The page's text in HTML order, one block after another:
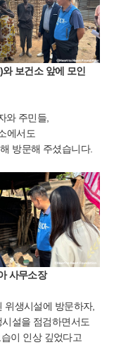
보건소 앞에 모인
와 주민들,
에서도
방문해 주셨습니다.
사무소장
위생시설에 방문하자,
설을 점검하면서도
이 인상 깊었다고